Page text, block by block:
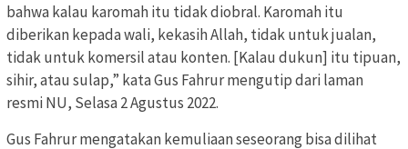
bahwa kalau karomah itu tidak diobral. Karomah itu
diberikan kepada wali, kekasih Allah, tidak untuk jualan,
tidak untuk komersil atau konten. [Kalau dukun] itu tipuan,
sihir, atau sulap,” kata Gus Fahrur mengutip dari laman
resmi NU, Selasa 2 Agustus 2022.
Gus Fahrur mengatakan kemuliaan seseorang bisa dilihat